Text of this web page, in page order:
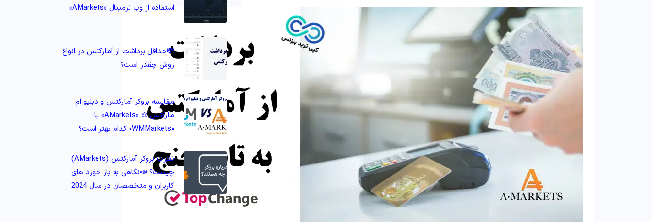
استفاده از وب ترمینال «AMarkets»
💸حداقل برداشت از آمارکتس در انواع
روش چقدر است؟
مقایسه بروکر آمارکتس و دبلیو ام
مارکتس ⚖️ «AMarkets» یا
«WMMarkets» کدام بهتر است؟
نظرات بروکر آمارکتس (AMarkets)
چیست؟ 📣نگاهی به باز خورد های
کاربران و متخصصان در سال 2024